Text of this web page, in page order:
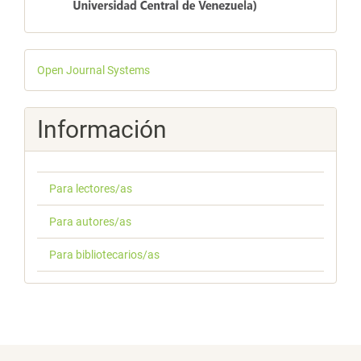
Desarrollado
por
Open Journal Systems
Información
Para lectores/as
Para autores/as
Para bibliotecarios/as